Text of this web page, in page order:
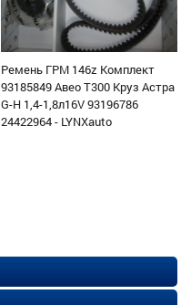
Ремень ГРМ 146z Комплект
93185849 Авео Т300 Круз Астра
G-H 1,4-1,8л16V 93196786
24422964 - LYNXauto